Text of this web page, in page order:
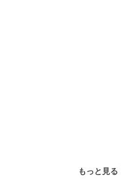
もっと見る